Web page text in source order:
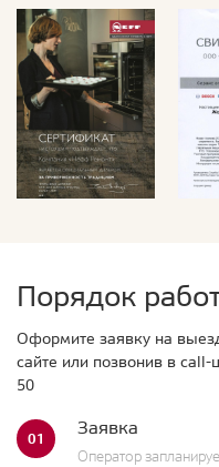
Порядок
Оформите заявку на
сайте или позвонив в call-
50
01 Заявка
Оператор